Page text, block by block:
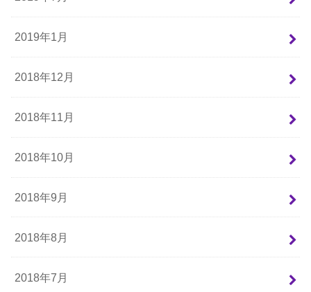
2019年1月
2018年12月
2018年11月
2018年10月
2018年9月
2018年8月
2018年7月